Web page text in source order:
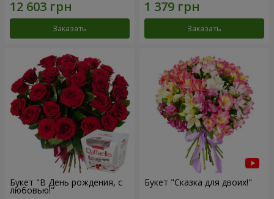
Заказать Заказать
Букет "В День рождения, с
любовью!"
Букет "Сказка для двоих!"